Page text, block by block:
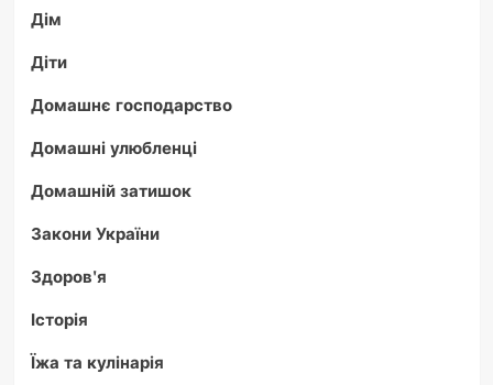
Дім
Діти
Домашнє господарство
Домашні улюбленці
Домашній затишок
Закони України
Здоров'я
Історія
Їжа та кулінарія